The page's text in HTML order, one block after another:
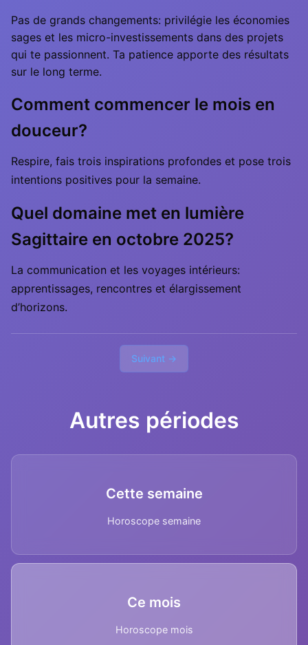
Pas de grands changements: privilégie les économies
sages et les micro-investissements dans des projets
qui te passionnent. Ta patience apporte des résultats
sur le long terme.
Comment commencer le mois en
douceur?
Respire, fais trois inspirations profondes et pose trois
intentions positives pour la semaine.
Quel domaine met en lumière
Sagittaire en octobre 2025?
La communication et les voyages intérieurs:
apprentissages, rencontres et élargissement
d’horizons.
Suivant →
Autres périodes
Cette semaine
Horoscope semaine
Ce mois
Horoscope mois